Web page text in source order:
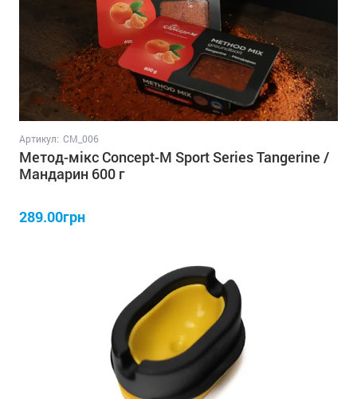
Артикул: СM_006
Метод-мікс Concept-M Sport Series Tangerine /
Мандарин 600 г
289.00грн